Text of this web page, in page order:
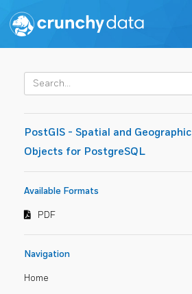
PostGIS - Spatial and Geographic
Objects for PostgreSQL
Available Formats
PDF
Navigation
Home